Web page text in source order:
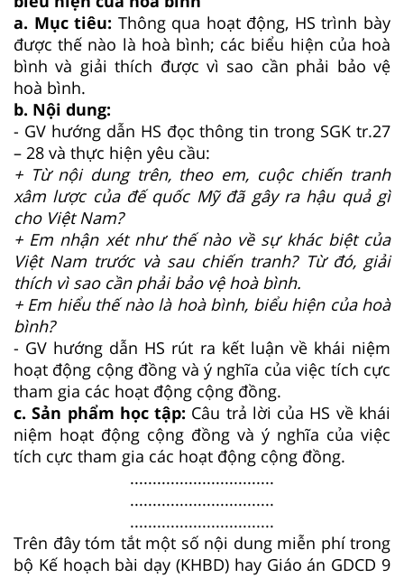
a. Mục tiêu: Thông qua hoạt động, HS trình bày
được thế nào là hoà bình; các biểu hiện của hoà
bình và giải thích được vì sao cần phải bảo vệ
hoà bình.
b. Nội dung:
- GV hướng dẫn HS đọc thông tin trong SGK tr.27
– 28 và thực hiện yêu cầu:
+ Từ nội dung trên, theo em, cuộc chiến tranh
xâm lược của đế quốc Mỹ đã gây ra hậu quả gì
cho Việt Nam?
+ Em nhận xét như thế nào về sự khác biệt của
Việt Nam trước và sau chiến tranh? Từ đó, giải
thích vì sao cần phải bảo vệ hoà bình.
+ Em hiểu thế nào là hoà bình, biểu hiện của hoà
bình?
- GV hướng dẫn HS rút ra kết luận về khái niệm
hoạt động cộng đồng và ý nghĩa của việc tích cực
tham gia các hoạt động cộng đồng.
c. Sản phẩm học tập: Câu trả lời của HS về khái
niệm hoạt động cộng đồng và ý nghĩa của việc
tích cực tham gia các hoạt động cộng đồng.
................................
................................
................................
Trên đây tóm tắt một số nội dung miễn phí trong
bộ Kế hoạch bài dạy (KHBD) hay Giáo án GDCD 9